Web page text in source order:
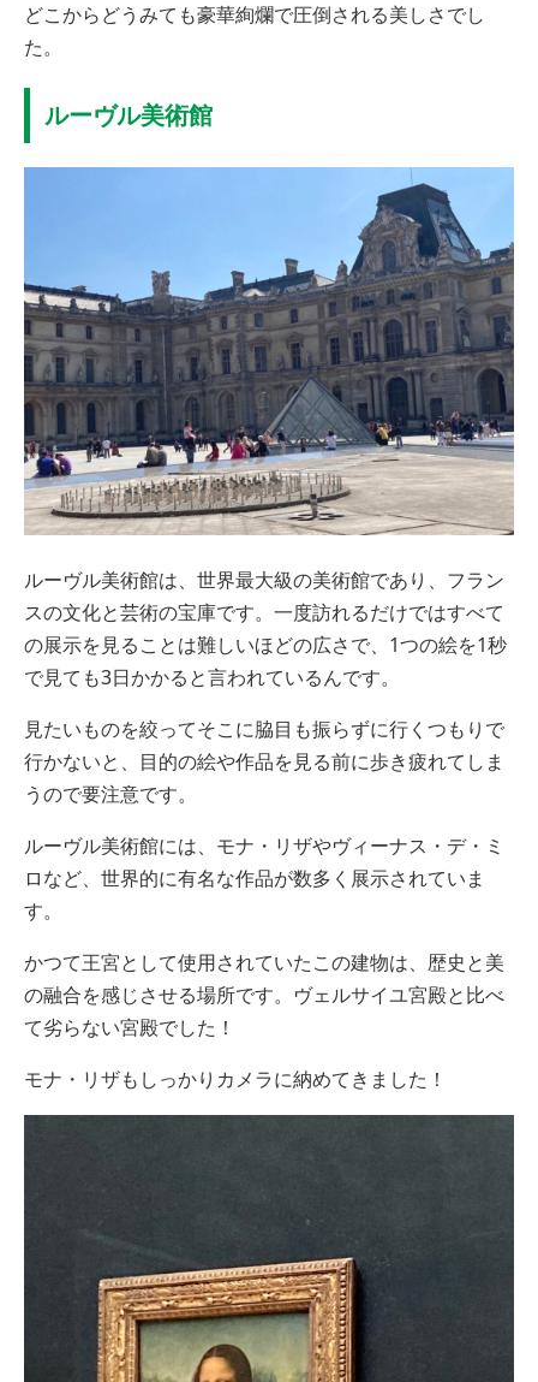
どこからどうみても豪華絢爛で圧倒される美しさでし
た。
ルーヴル美術館
ルーヴル美術館は、世界最大級の美術館であり、フラン
スの文化と芸術の宝庫です。一度訪れるだけではすべて
の展示を見ることは難しいほどの広さで、1つの絵を1秒
で見ても3日かかると言われているんです。
見たいものを絞ってそこに脇目も振らずに行くつもりで
行かないと、目的の絵や作品を見る前に歩き疲れてしま
うので要注意です。
ルーヴル美術館には、モナ・リザやヴィーナス・デ・ミ
ロなど、世界的に有名な作品が数多く展示されていま
す。
かつて王宮として使用されていたこの建物は、歴史と美
の融合を感じさせる場所です。ヴェルサイユ宮殿と比べ
て劣らない宮殿でした！
モナ・リザもしっかりカメラに納めてきました！